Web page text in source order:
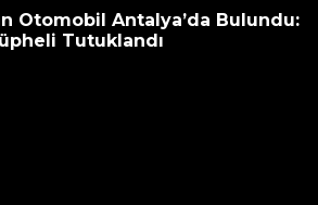
Otomobil Antalya’da Bulundu:
Tutuklandı